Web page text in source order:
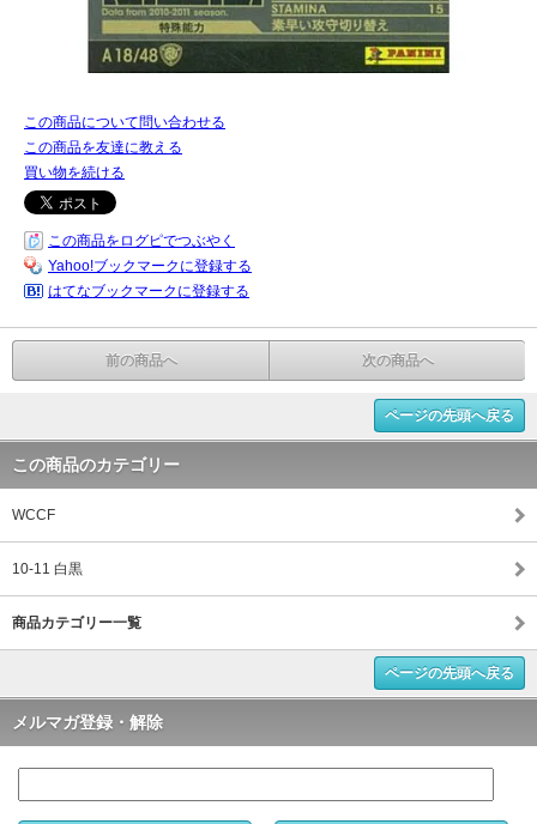
この商品について問い合わせる
この商品を友達に教える
買い物を続ける
この商品をログピでつぶやく
Yahoo!ブックマークに登録する
はてなブックマークに登録する
前の商品へ 次の商品へ
ページの先頭へ戻る
この商品のカテゴリー
WCCF
10-11 白黒
商品カテゴリー一覧
ページの先頭へ戻る
メルマガ登録・解除